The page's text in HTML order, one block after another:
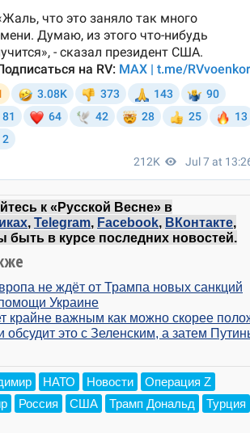
к «Русской Весне» в
, Telegram, Facebook, ВКонтакте,
быть в курсе последних новостей.
не ждёт от Трампа новых санкций
Украине
крайне важным как можно скорее
обсудит это с Зеленским, а затем
НАТО Новости
Операция Z
Россия США Трамп Дональд
Турция